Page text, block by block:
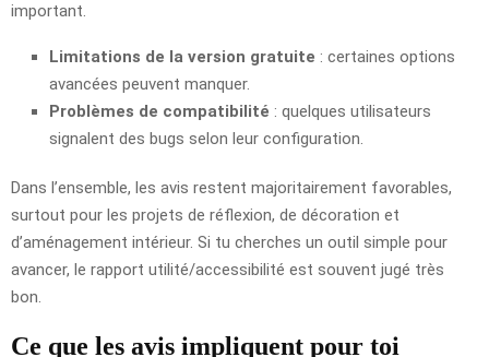
important.
Limitations de la version gratuite : certaines options
avancées peuvent manquer.
Problèmes de compatibilité : quelques utilisateurs
signalent des bugs selon leur configuration.
Dans l’ensemble, les avis restent majoritairement favorables,
surtout pour les projets de réflexion, de décoration et
d’aménagement intérieur. Si tu cherches un outil simple pour
avancer, le rapport utilité/accessibilité est souvent jugé très
bon.
Ce que les avis impliquent pour toi